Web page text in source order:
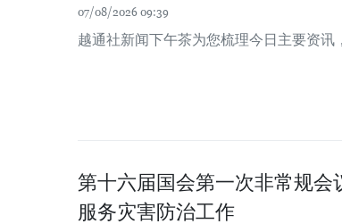
07/08/2026 09:39
越通社新闻下午茶为您梳理今日主要资讯
第十六届国会第一次非常规
服务灾害防治工作